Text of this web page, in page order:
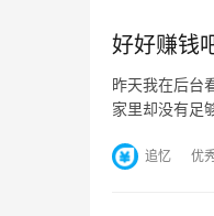
好好赚钱
昨天我在后台
家里却没有足
追忆 优